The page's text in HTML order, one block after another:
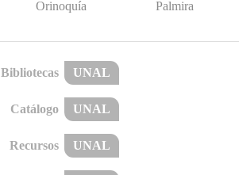
Orinoquía Palmira
Bibliotecas UNAL
Catálogo UNAL
Recursos UNAL